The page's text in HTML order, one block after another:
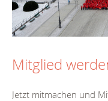
Mitglied
Jetzt mitmachen und